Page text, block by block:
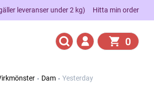
leveranser under 2 kg) Hitta min order
0
Dam Yesterday